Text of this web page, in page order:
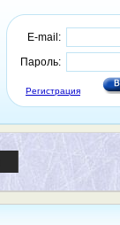
E-mail:
Пароль:
Регистрация